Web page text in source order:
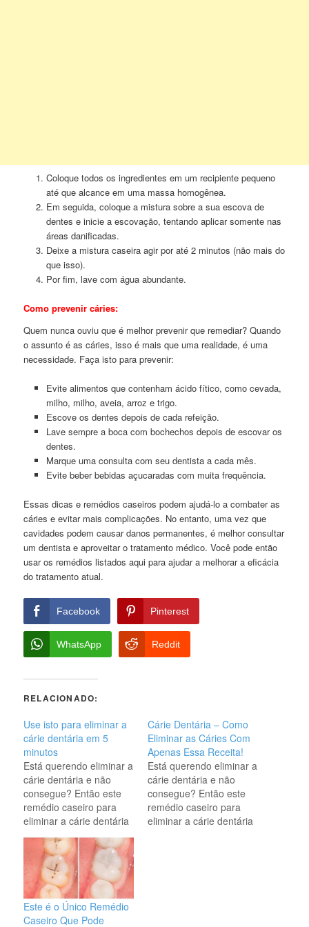
Coloque todos os ingredientes em um recipiente pequeno
até que alcance em uma massa homogênea.
Em seguida, coloque a mistura sobre a sua escova de
dentes e inicie a escovação, tentando aplicar somente nas
áreas danificadas.
Deixe a mistura caseira agir por até 2 minutos (não mais do
que isso).
Por fim, lave com água abundante.
Como prevenir cáries:
Quem nunca ouviu que é melhor prevenir que remediar? Quando
o assunto é as cáries, isso é mais que uma realidade, é uma
necessidade. Faça isto para prevenir:
Evite alimentos que contenham ácido fítico, como cevada,
milho, milho, aveia, arroz e trigo.
Escove os dentes depois de cada refeição.
Lave sempre a boca com bochechos depois de escovar os
dentes.
Marque uma consulta com seu dentista a cada mês.
Evite beber bebidas açucaradas com muita frequência.
Essas dicas e remédios caseiros podem ajudá-lo a combater as
cáries e evitar mais complicações. No entanto, uma vez que
cavidades podem causar danos permanentes, é melhor consultar
um dentista e aproveitar o tratamento médico. Você pode então
usar os remédios listados aqui para ajudar a melhorar a eficácia
do tratamento atual.
Facebook Pinterest
WhatsApp Reddit
RELACIONADO:
Use isto para eliminar a
cárie dentária em 5
minutos
Está querendo eliminar a
cárie dentária e não
consegue? Então este
remédio caseiro para
eliminar a cárie dentária
com certeza vai ajudar
você. Além do mais,
lembra de que, quando
crianças, fomos
constantemente
repreendidos por comer
muitos doces ou
Cárie Dentária – Como
Eliminar as Cáries Com
Apenas Essa Receita!
Está querendo eliminar a
cárie dentária e não
consegue? Então este
remédio caseiro para
eliminar a cárie dentária
Este é o Único Remédio
Caseiro Que Pode